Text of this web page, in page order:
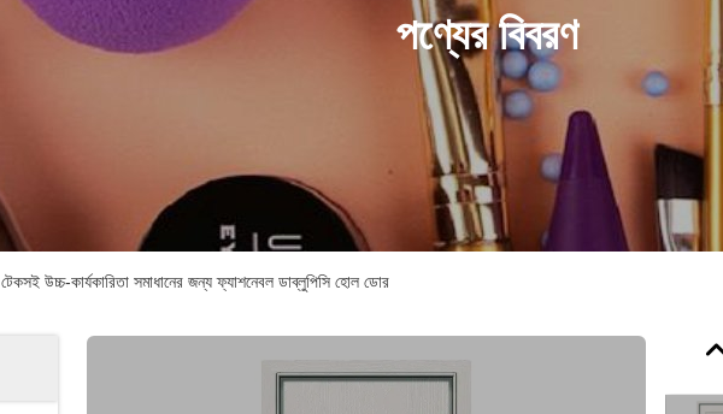
পণ্যের বিবরণ
টেকসই উচ্চ-কার্যকারিতা সমাধানের জন্য ফ্যাশনেবল ডাব্লুপিসি হোল ডোর